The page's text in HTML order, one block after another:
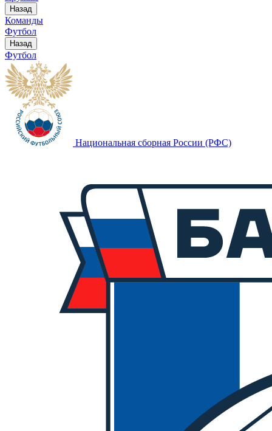
Назад
Команды
Футбол
Назад
Футбол
Национальная сборная России (РФС)